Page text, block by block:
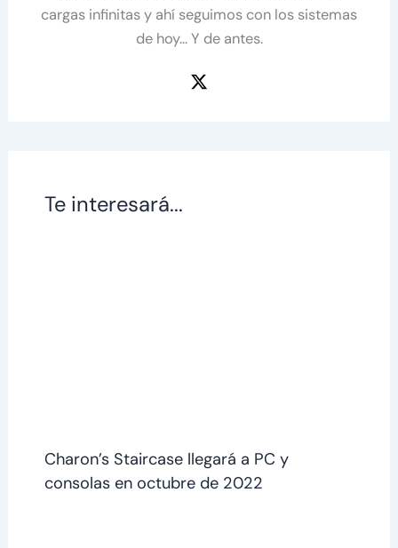
cargas infinitas y ahí seguimos con los sistemas
de hoy... Y de antes.
Te interesará...
Charon’s Staircase llegará a PC y
consolas en octubre de 2022